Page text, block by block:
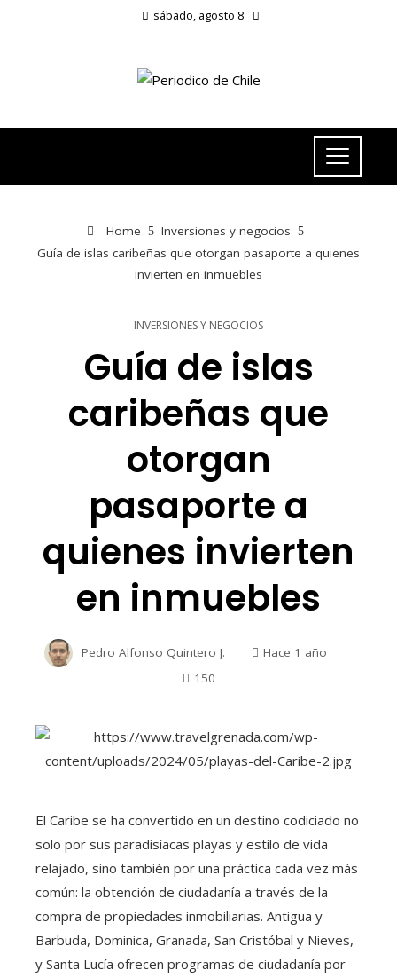
sábado, agosto 8
Home
Inversiones y negocios
Guía de islas caribeñas que otorgan pasaporte a quienes
invierten en inmuebles
INVERSIONES Y NEGOCIOS
Guía de islas
caribeñas que
otorgan
pasaporte a
quienes invierten
en inmuebles
Pedro Alfonso Quintero J.
Hace 1 año
150
El Caribe se ha convertido en un destino codiciado no
solo por sus paradisíacas playas y estilo de vida
relajado, sino también por una práctica cada vez más
común: la obtención de ciudadanía a través de la
compra de propiedades inmobiliarias. Antigua y
Barbuda, Dominica, Granada, San Cristóbal y Nieves,
y Santa Lucía ofrecen programas de ciudadanía por